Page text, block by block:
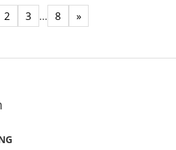
2 3 ... 8 »